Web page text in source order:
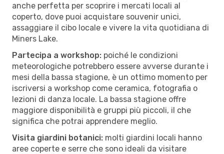
anche perfetta per scoprire i mercati locali al
coperto, dove puoi acquistare souvenir unici,
assaggiare il cibo locale e vivere la vita quotidiana di
Miners Lake.
Partecipa a workshop: poiché le condizioni
meteorologiche potrebbero essere avverse durante i
mesi della bassa stagione, è un ottimo momento per
iscriversi a workshop come ceramica, fotografia o
lezioni di danza locale. La bassa stagione offre
maggiore disponibilità e gruppi più piccoli, il che
significa che potrai apprendere meglio.
Visita giardini botanici: molti giardini locali hanno
aree coperte e serre che sono ideali da visitare